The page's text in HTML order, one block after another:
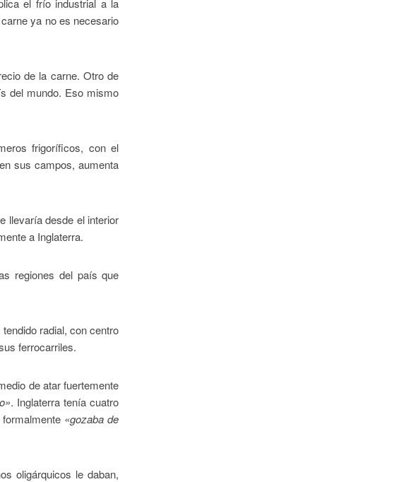
el frío industrial a la
ya no es necesario
de la carne. Otro de
del mundo. Eso mismo
frigoríficos, con el
sus campos, aumenta
llevaría desde el interior
a Inglaterra.
regiones del país que
radial, con centro
ferrocarriles.
de atar fuertemente
. Inglaterra tenía cuatro
«gozaba de
oligárquicos le daban,